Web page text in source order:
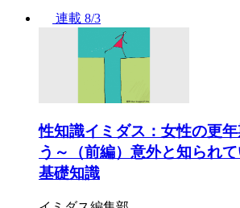
連載 8/3
性知識イミダス：女性の更
う～（前編）意外と知られ
基礎知識